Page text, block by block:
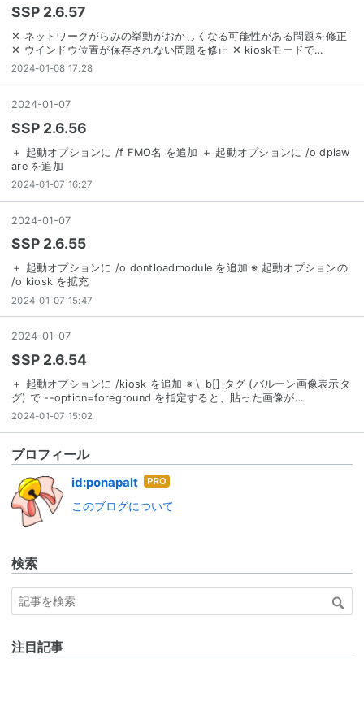
SSP 2.6.57
✕ ネットワークがらみの挙動がおかしくなる可能性がある問題を修正
✕ ウインドウ位置が保存されない問題を修正 ✕ kioskモードで…
2024-01-08 17:28
2024-01 -07
SSP 2.6.56
＋ 起動オプションに /f FMO名 を追加 ＋ 起動オプションに /o dpiaw
are を追加
2024-01-07 16:27
2024-01-07
SSP 2.6.55
＋ 起動オプションに /o dontloadmodule を追加 ※ 起動オプションの
/o kiosk を拡充
2024-01-07 15:47
2024-01 -07
SSP 2.6.54
＋ 起動オプションに /kiosk を追加 ※ \_b[] タグ (バルーン画像表示タ
グ) で --option=foreground を指定すると、貼った画像が…
2024-01-07 15:02
プロフィール
id:ponapalt はて
ログ
このブログについて
検索
注目記事